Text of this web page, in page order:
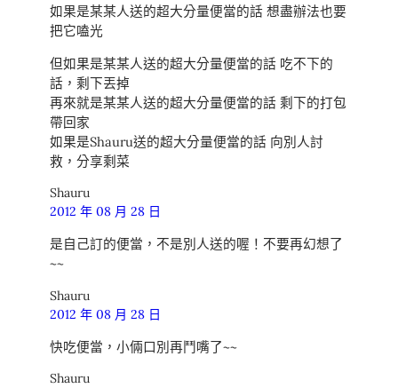
如果是某某人送的超大分量便當的話 想盡辦法也要
把它嗑光
但如果是某某人送的超大分量便當的話 吃不下的
話，剩下丟掉
再來就是某某人送的超大分量便當的話 剩下的打包
帶回家
如果是Shauru送的超大分量便當的話 向別人討
救，分享剩菜
Shauru
2012 年 08 月 28 日
是自己訂的便當，不是別人送的喔！不要再幻想了
~~
Shauru
2012 年 08 月 28 日
快吃便當，小倆口別再鬥嘴了~~
Shauru